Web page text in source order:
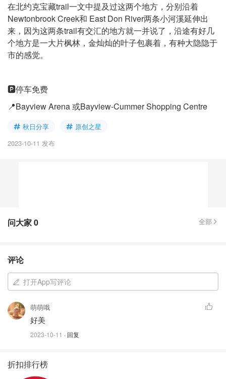
在北约克宝藏trail一文中提及过这两个地方，分别沿着
Newtonbrook Creek和 East Don River两条小河溪延伸出
来，因为这两条trail有交汇的地方就一并说了，沿途有好几
个地方是一大片枫林，金灿灿的叶子包裹着，有种大隐隐于
市的感觉。
🅿️停车免费
📍Bayview Arena 或Bayview-Cummer Shopping Centre
秋日分享
原创之星
2023-10-11 发布
问大家0 全部
评论
打开App写评论
萌萌哦
好美
2023-10-11 · 回复
折扣排行榜